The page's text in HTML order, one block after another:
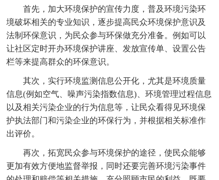
首先，加大环境保护的宣传力度，普及环境污染环
境破坏相关的专业知识，逐步提高民众环境保护意识及
法制环保意识，为民众参与环保做充分准备。例如可以
让社区定时开办环境保护讲座、发放宣传单、设置公告
栏等来提高群众的环保意识。
其次，实行环境监测信息公开化，尤其是环境质量
信息(例如空气、噪声污染指数信息)、环境管理过程信息
以及相关污染企业的行为信息等，让民众看得见环境保
护执法部门和污染企业的环保行为，并根据相关标准作
出评价。
再次，拓宽民众参与环境保护的途径，使民众能够
更加有效方便地监督举报，同时还要完善环境污染事件